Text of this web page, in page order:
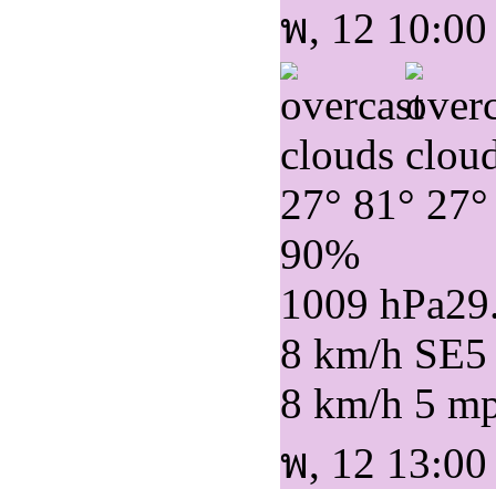
พ, 12 10:00
27° 81° 27°
90%
1009 hPa
8 km/h SE
8 km/h 5
พ, 12 13:00